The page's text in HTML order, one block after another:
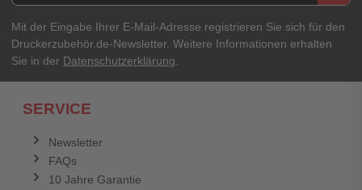
Ihr Passwort
Mit der Eingabe Ihrer E-Mail-Adresse registrieren Sie sich für den
Druckerzubehör.de-Newsletter. Weitere Informationen erhalten
Sie in der Datenschutzerklärung.
SERVICE
Newsletter
FAQs
10 Jahre Garantie